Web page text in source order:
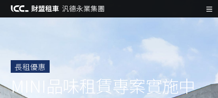
長租優惠
MINI品味租賃專案實施中